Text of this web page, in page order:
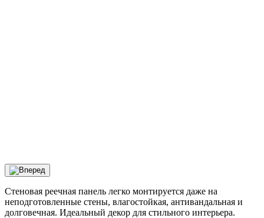
Стеновая реечная панель легко монтируется даже на
неподготовленные стены, влагостойкая, антивандальная и
долговечная. Идеальный декор для стильного интерьера.